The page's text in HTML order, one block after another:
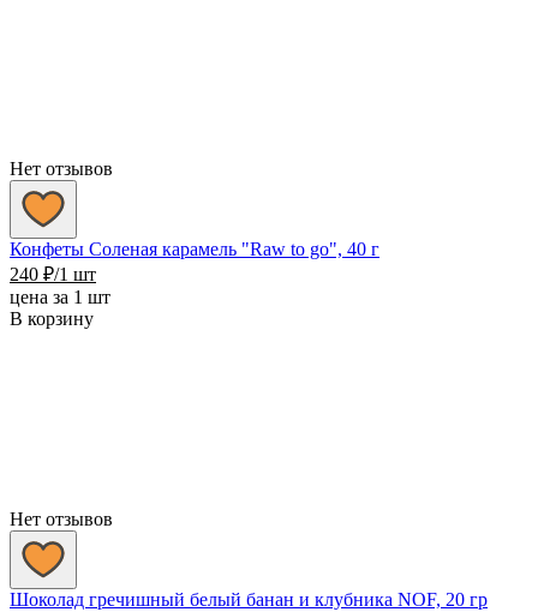
Нет отзывов
Конфеты Соленая карамель "Raw to go", 40 г
240 ₽/1 шт
цена за 1 шт
В корзину
Нет отзывов
Шоколад гречишный белый банан и клубника NOF, 20 гр